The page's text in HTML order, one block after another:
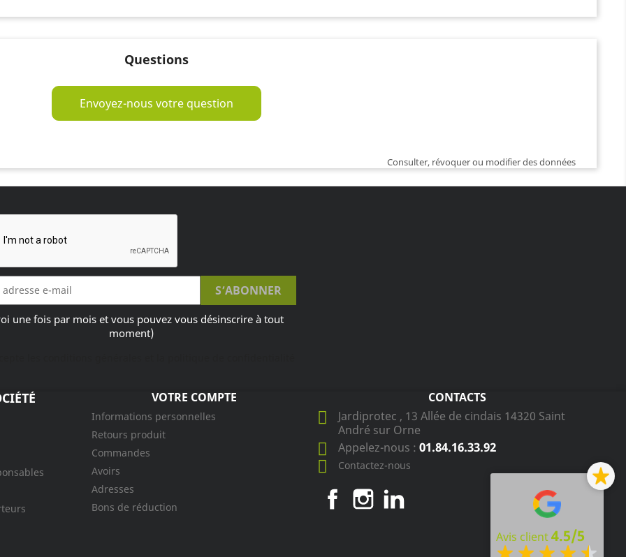
Avis client4.5/5
Questions
Envoyez-nous votre question
Consulter, révoquer ou modifier des données
une fois par mois et vous pouvez vous désinscrire à tout
moment)
VOTRE COMPTE
Informations personnelles
Retours produit
Commandes
Avoirs
Adresses
Bons de réduction
CONTACTS
Jardiprotec , 13 Allée de cindais 14320 Saint
André sur Orne
Appelez-nous :01.84.16.33.92
Contactez-nous
FacebookInstagram